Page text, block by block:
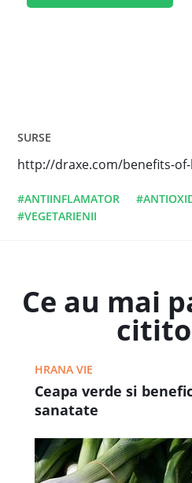
SURSE
http://draxe.com/benefits-
#ANTIINFLAMATOR
#VEGETARIENII
Ce au mai
HRANA VIE
Ceapa verde si
sanatate